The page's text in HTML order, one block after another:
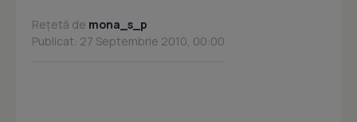
Rețetă de mona_s_p
Publicat: 27 Septembrie 2010, 00:00